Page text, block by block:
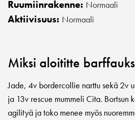
Ruumiinrakenne: Normaali
Aktiivisuus: Normaali
Miksi aloititte
Jade, 4v bordercollie narttu sekä 2v
ja 13v rescue mummeli Cita. Bortsun
agilityä ja toko menee myös